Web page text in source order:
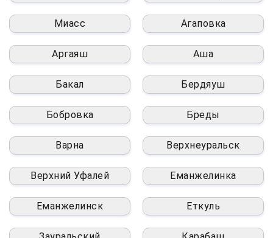
Миасс Агаповка
Аргаяш Аша
Бакал Бердяуш
Бобровка Бреды
Варна Верхнеуральск
Верхний Уфалей Еманжелинка
Еманжелинск Еткуль